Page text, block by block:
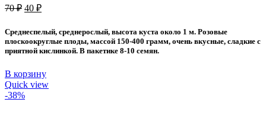
70₽ Первоначальная
составляла
70 ₽.
40 ₽Текущая
40 ₽.
Среднеспелый, среднерослый, высота куста около 1 м. Розовые
плоскоокруглые плоды, массой 150-400 грамм, очень вкусные, сладкие с
приятной кислинкой. В пакетике 8-10 семян.
В корзину
Quick view
-38%